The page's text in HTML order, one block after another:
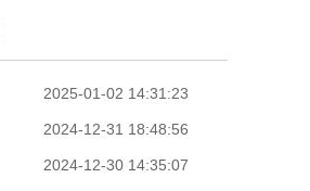
2025-01-02 14:31:23
2024-12-31 18:48:56
2024-12-30 14:35:07